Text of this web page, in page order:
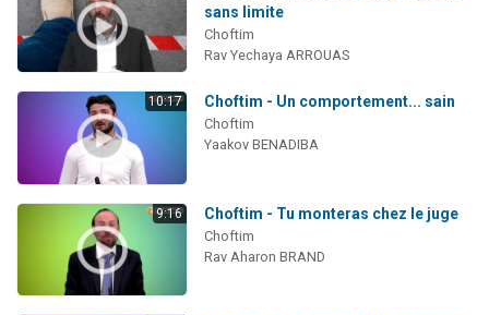
sans limite
Choftim
Rav Yechaya ARROUAS
10:17 Choftim - Un comportement... sain
Choftim
Yaakov BENADIBA
9:16 Choftim - Tu monteras chez le juge
Choftim
Rav Aharon BRAND